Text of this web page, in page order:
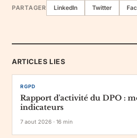
PARTAGER LinkedIn Twitter
ARTICLES LIES
RGPD
Rapport d'activité du DPO :
indicateurs
7 aout 2026 · 16 min